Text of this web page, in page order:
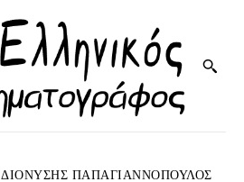
ΔΙΟΝΎΣΗΣ ΠΑΠΑΓΙΑΝΝΌΠΟΥΛΟΣ